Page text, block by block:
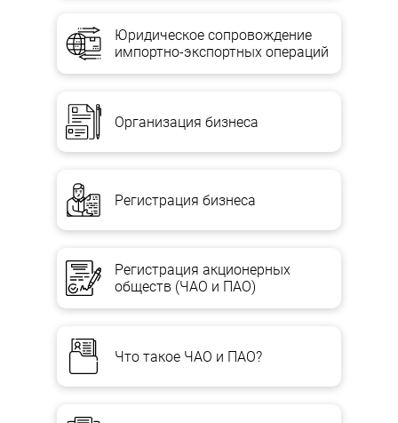
Юридическое сопровождение
импортно-экспортных операций
Организация бизнеса
Регистрация бизнеса
Регистрация акционерных
обществ (ЧАО и ПАО)
Что такое ЧАО и ПАО?